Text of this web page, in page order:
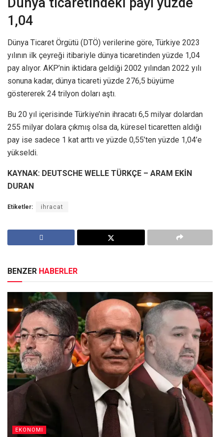
1,04
Dünya Ticaret Örgütü (DTÖ) verilerine göre, Türkiye 2023
yılının ilk çeyreği itibariyle dünya ticaretinden yüzde 1,04
pay alıyor. AKP’nin iktidara geldiği 2002 yılından 2022 yılı
sonuna kadar, dünya ticareti yüzde 276,5 büyüme
göstererek 24 trilyon doları aştı.
Bu 20 yıl içerisinde Türkiye’nin ihracatı 6,5 milyar dolardan
255 milyar dolara çıkmış olsa da, küresel ticaretten aldığı
pay ise sadece 1 kat arttı ve yüzde 0,55’ten yüzde 1,04’e
yükseldi.
KAYNAK: DEUTSCHE WELLE TÜRKÇE – ARAM EKİN
DURAN
Etiketler: ihracat
BENZER HABERLER
EKONOMI